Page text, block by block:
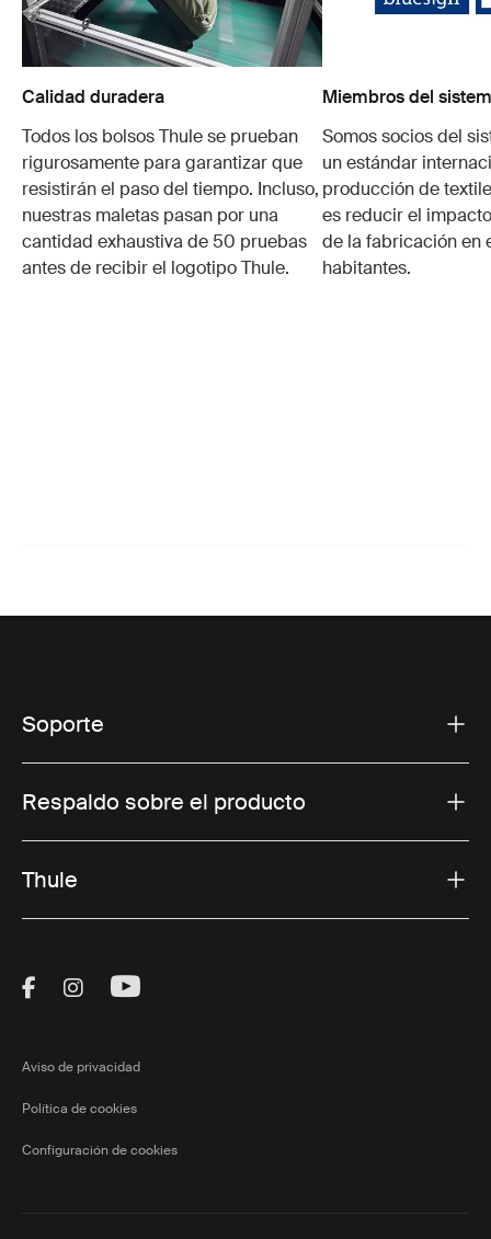
Calidad duradera
Todos los bolsos Thule se prueban
rigurosamente para garantizar que
resistirán el paso del tiempo. Incluso,
nuestras maletas pasan por una
cantidad exhaustiva de 50 pruebas
antes de recibir el logotipo Thule.
Miembros del
Somos socios del
un estándar
producción de
es reducir el
de la fabricación en
habitantes.
Soporte
Respaldo sobre el producto
Thule
Visit Thule on Facebook (external link)
Visit Thule on Instagram (external link)
Visit Thule on Youtube (external
Aviso de privacidad
Política de cookies
Configuración de cookies